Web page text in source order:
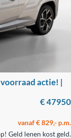
actie! |
€ 47950
vanaf € 829,- p.m.